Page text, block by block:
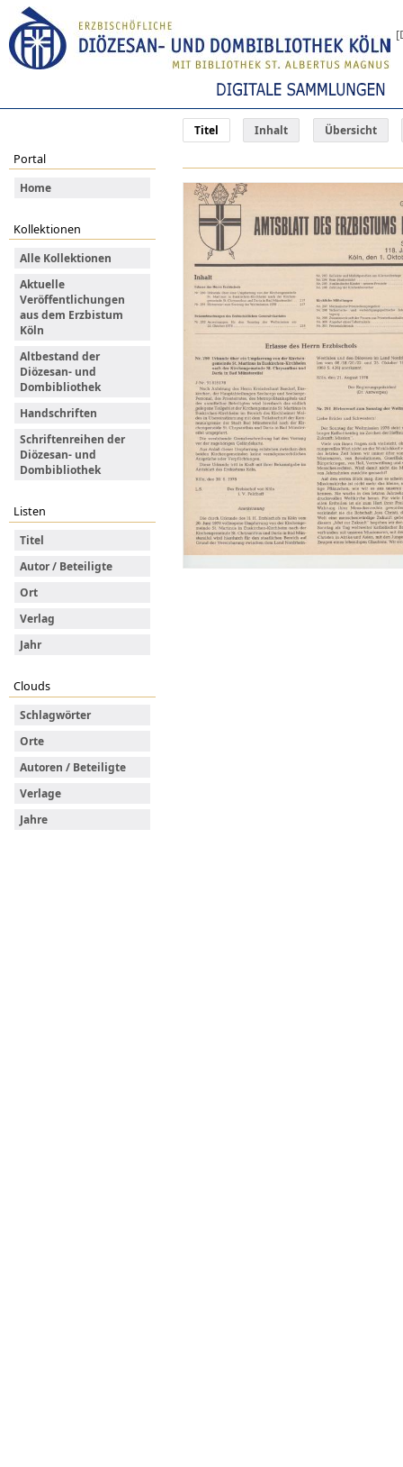
Titel Inhalt Übersicht
Portal
Home
Kollektionen
Alle Kollektionen
Aktuelle
Veröffentlichungen
aus dem Erzbistum
Köln
Altbestand der
Diözesan- und
Dombibliothek
Handschriften
Schriftenreihen der
Diözesan- und
Dombibliothek
Listen
Titel
Autor / Beteiligte
Ort
Verlag
Jahr
Clouds
Schlagwörter
Orte
Autoren / Beteiligte
Verlage
Jahre